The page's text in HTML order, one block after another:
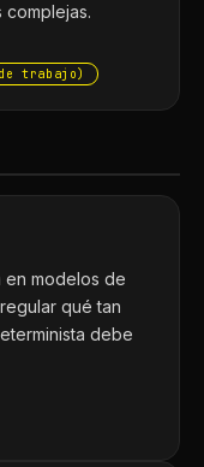
trabajo)
en modelos de
qué tan
debe